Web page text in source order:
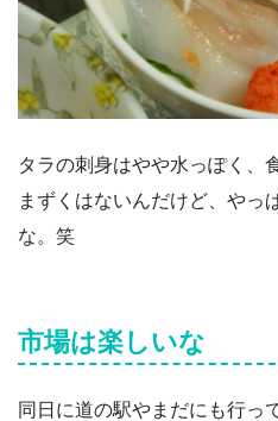
タラの刺身はやや水っぽく
まずくはないんだけど、やっ
な。笑
市場は楽しいな
同日に道の駅やまだにも行っ